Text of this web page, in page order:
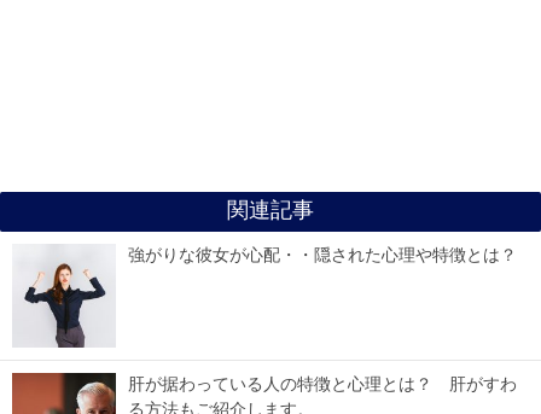
関連記事
強がりな彼女が心配・・隠された心理や特徴とは？
肝が据わっている人の特徴と心理とは？ 肝がすわ
る方法もご紹介します。